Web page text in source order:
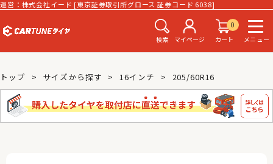
運営：株式会社イード [東京証券取引所グロース 証券コード 6038]
検索 マイページ
0
カート
メニュー
トップ サイズから探す 16インチ 205/60R16